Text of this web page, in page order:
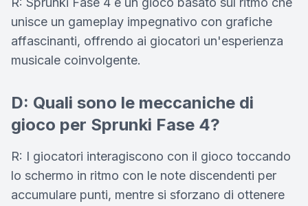
unisce un gameplay impegnativo con grafiche
affascinanti, offrendo ai giocatori un'esperienza
musicale coinvolgente.
D: Quali sono le meccaniche di
gioco per Sprunki Fase 4?
R: I giocatori interagiscono con il gioco toccando
lo schermo in ritmo con le note discendenti per
accumulare punti, mentre si sforzano di ottenere